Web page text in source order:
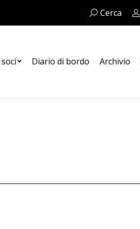
Cerca:Cerca
Diario di bordo Archivio
Contatti